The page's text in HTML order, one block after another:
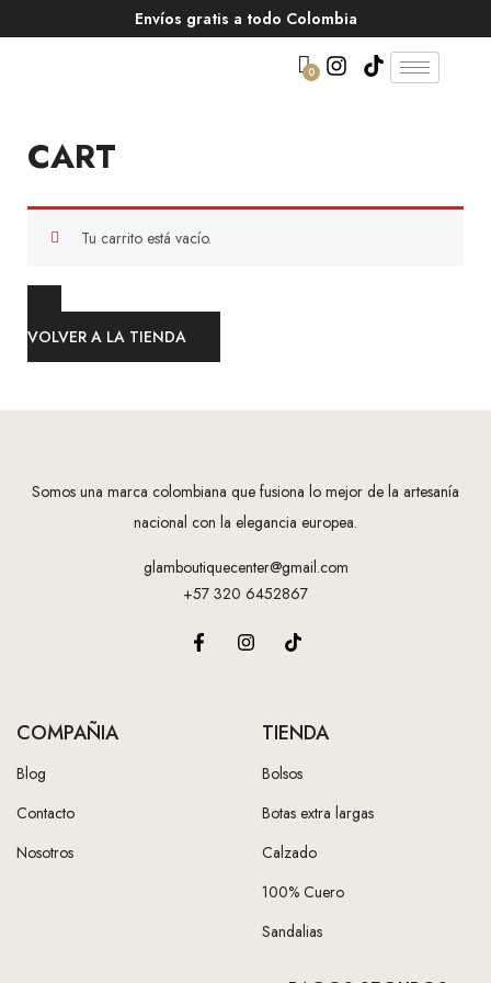
Envíos gratis a todo Colombia
0
CART
Tu carrito está vacío.
VOLVER A LA TIENDA
Somos una marca colombiana que fusiona lo mejor de la artesanía
nacional con la elegancia europea.
glamboutiquecenter@gmail.com
+57 320 6452867
COMPAÑIA
Blog
Contacto
Nosotros
TIENDA
Bolsos
Botas extra largas
Calzado
100% Cuero
Sandalias